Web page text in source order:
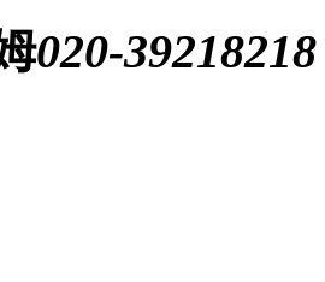
020-39218218